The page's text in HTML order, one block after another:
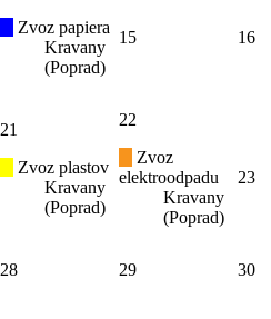
Zvoz papiera
Kravany
(Poprad)
15 16
21
Zvoz plastov
Kravany
(Poprad)
22
Zvoz
elektroodpadu
Kravany
(Poprad)
23
28 29 30